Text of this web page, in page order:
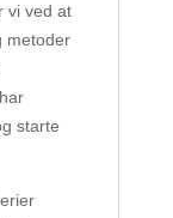
vi ved at
metoder
starte